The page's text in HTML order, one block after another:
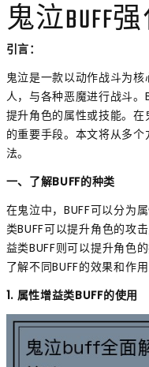
鬼泣BUFF
引言：
鬼泣是一款以动作战斗为
人，与各种恶魔进行战斗
提升角色的属性或技能。
的重要手段。本文将从多
法。
一、了解BUFF的种类
在鬼泣中，BUFF可以分为
类BUFF可以提升角色的攻
益类BUFF则可以提升角色
了解不同BUFF的效果和作
1. 属性增益类BUFF的使用